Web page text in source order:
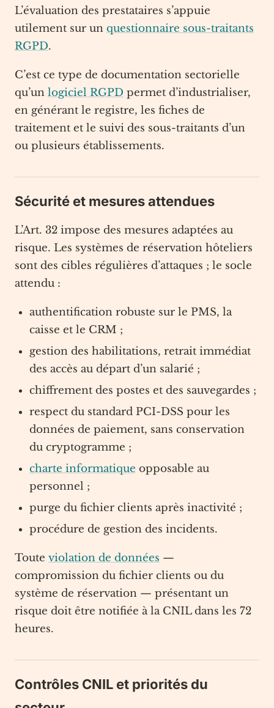
L’évaluation des prestataires s’appuie
utilement sur un questionnaire sous-traitants
RGPD.
C’est ce type de documentation sectorielle
qu’un logiciel RGPD permet d’industrialiser,
en générant le registre, les fiches de
traitement et le suivi des sous-traitants d’un
ou plusieurs établissements.
Sécurité et mesures attendues
L’Art. 32 impose des mesures adaptées au
risque. Les systèmes de réservation hôteliers
sont des cibles régulières d’attaques ; le socle
attendu :
authentification robuste sur le PMS, la
caisse et le CRM ;
gestion des habilitations, retrait immédiat
des accès au départ d’un salarié ;
chiffrement des postes et des sauvegardes ;
respect du standard PCI-DSS pour les
données de paiement, sans conservation
du cryptogramme ;
charte informatique opposable au
personnel ;
purge du fichier clients après inactivité ;
procédure de gestion des incidents.
Toute violation de données —
compromission du fichier clients ou du
système de réservation — présentant un
risque doit être notifiée à la CNIL dans les 72
heures.
Contrôles CNIL et priorités du